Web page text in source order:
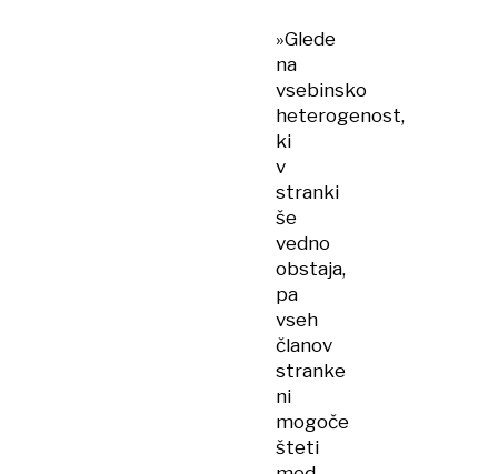
»Glede
na
vsebinsko
heterogenost,
ki
v
stranki
še
vedno
obstaja,
pa
vseh
članov
stranke
ni
mogoče
šteti